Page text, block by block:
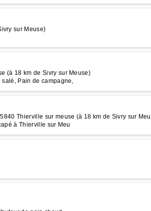
sur Meuse)
(à 18 km de Sivry sur Meuse)
Pain de campagne,
Thierville sur meuse (à 18 km de Sivry sur
à Thierville sur Meu